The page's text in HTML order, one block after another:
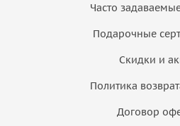
Часто
Подарочные
Скидки и
Политика
Договор